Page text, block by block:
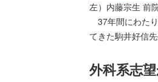
左）内藤宗生 前
37年間にわた
てきた駒井好信
外科系志